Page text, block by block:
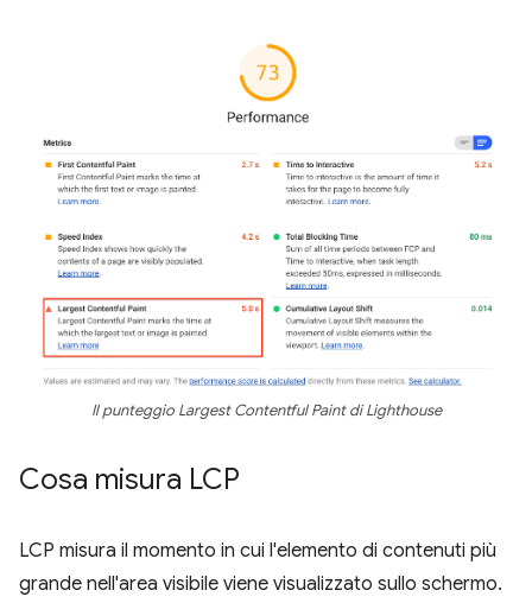
Il punteggio Largest Contentful Paint di Lighthouse
Cosa misura LCP
LCP misura il momento in cui l'elemento di contenuti più
grande nell'area visibile viene visualizzato sullo schermo.